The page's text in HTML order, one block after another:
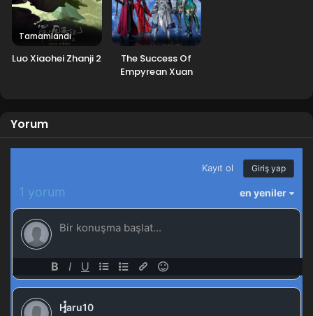
Tamamlandı
Luo Xiaohei Zhanji 2
The Success Of
Empyrean Xuan
Yorum